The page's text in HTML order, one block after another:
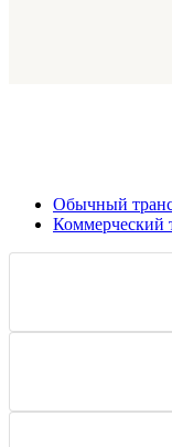
Обычный
Коммерческий